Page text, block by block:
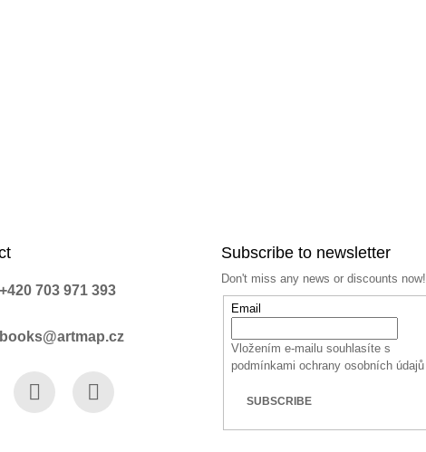
703 971 393
Subscribe to newsletter
Don't miss any news or discounts now!
Email
Vložením e-mailu souhlasíte s
podmínkami ochrany osobních údajů
SUBSCRIBE